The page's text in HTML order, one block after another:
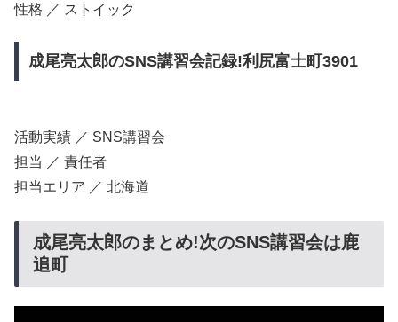
性格 ／ ストイック
成尾亮太郎のSNS講習会記録!利尻富士町3901
活動実績 ／ SNS講習会
担当 ／ 責任者
担当エリア ／ 北海道
成尾亮太郎のまとめ!次のSNS講習会は鹿
追町